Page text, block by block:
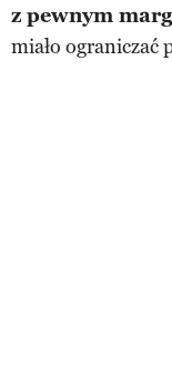
z pewnym
miało ograniczać